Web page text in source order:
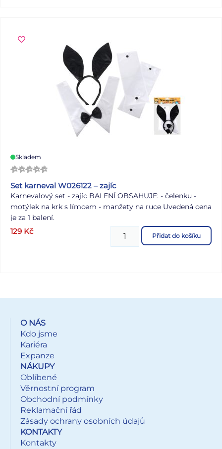
Skladem
Set karneval W026122 – zajíc
Karnevalový set - zajíc BALENÍ OBSAHUJE: - čelenku -
motýlek na krk s límcem - manžety na ruce Uvedená cena
je za 1 balení.
129 Kč Přidat do košíku
O NÁS
Kdo jsme
Kariéra
Expanze
NÁKUPY
Oblíbené
Věrnostní program
Obchodní podmínky
Reklamační řád
Zásady ochrany osobních údajů
KONTAKTY
Kontakty